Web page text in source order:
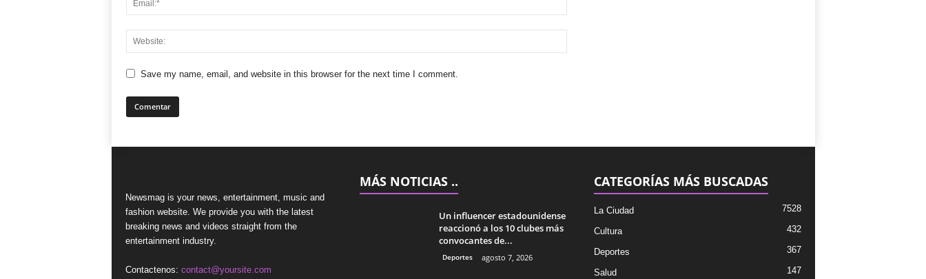
Save my name, email, and website in this browser for the next time I comment.
Newsmag is your news, entertainment, music and
fashion website. We provide you with the latest
breaking news and videos straight from the
entertainment industry.
Contactenos: contact@yoursite.com
MÁS NOTICIAS ..
Un influencer estadounidense
reaccionó a los 10 clubes más
convocantes de...
Deportes agosto 7, 2026
CATEGORÍAS MÁS BUSCADAS
La Ciudad 7528
Cultura 432
Deportes 367
Salud 147